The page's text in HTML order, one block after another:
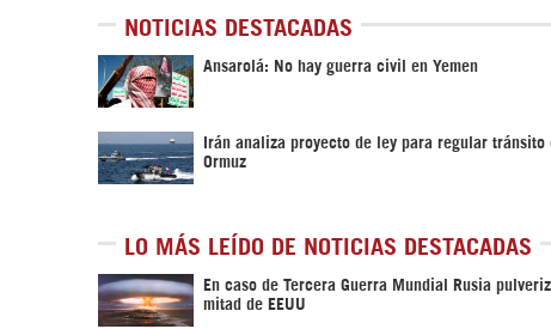
NOTICIAS DESTACADAS
Ansarolá: No hay guerra civil en Yemen
Irán analiza proyecto de ley para regular tránsito
Ormuz
LO MÁS LEÍDO DE NOTICIAS DESTACADAS
En caso de Tercera Guerra Mundial Rusia
mitad de EEUU